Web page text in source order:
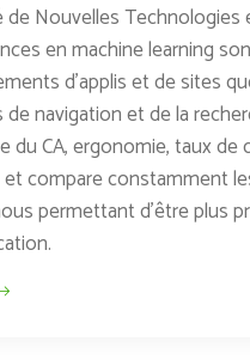
de Nouvelles
en machine learning
d'applis et de sites
navigation et de la
du CA, ergonomie, taux de
compare constamment
permettant d'être plus